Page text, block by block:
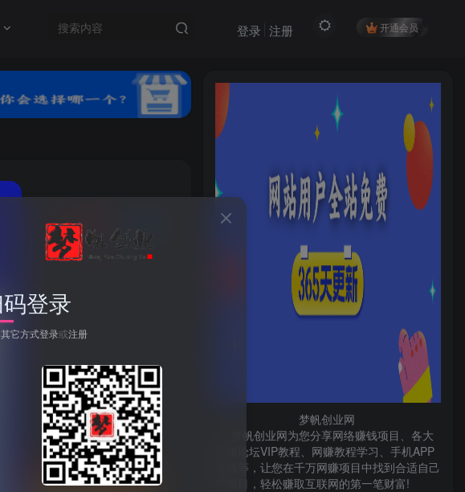
开通会员
登录 注册
关注
0 281 13
您暂无购买权限，请先开通会员
HI！请登录
登录
梦帆创业网
梦帆创业网为您分享网络赚钱项目、各大
网赚论坛VIP教程、网赚教程学习、手机APP
赚钱等，让您在千万网赚项目中找到合适自己
的项目，轻松赚取互联网的第一笔财富!
登录
其它方式登录或注册